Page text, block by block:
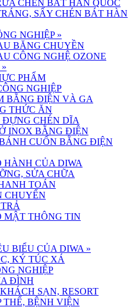
CHÉN BÁT HÀN QUỐC
SẤY CHÉN BÁT HÀN
NGHIỆP »
BĂNG CHUYỀN
CÔNG NGHỆ OZONE
»
PHẨM
NGHIỆP
BẰNG ĐIỆN VÀ GA
THỨC ĂN
CHÉN DĨA
INOX BẰNG ĐIỆN
CUỐN BẰNG ĐIỆN
HÀNH CỦA DIWA
SỬA CHỮA
TOÁN
CHUYỂN
MẬT THÔNG TIN
BIỂU CỦA DIWA »
KÝ TÚC XÁ
NGHIỆP
ĐÌNH
SẠN, RESORT
THỂ, BỆNH VIỆN